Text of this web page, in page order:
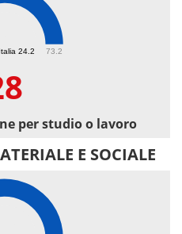
24.2 73.2
per studio o lavoro
E SOCIALE